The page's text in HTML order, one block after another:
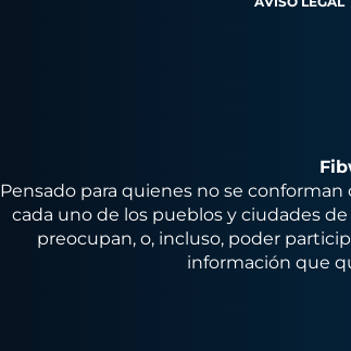
Pensado para quienes no se
cada uno de los pueblos y ciudades
preocupan, o, incluso, poder
información que